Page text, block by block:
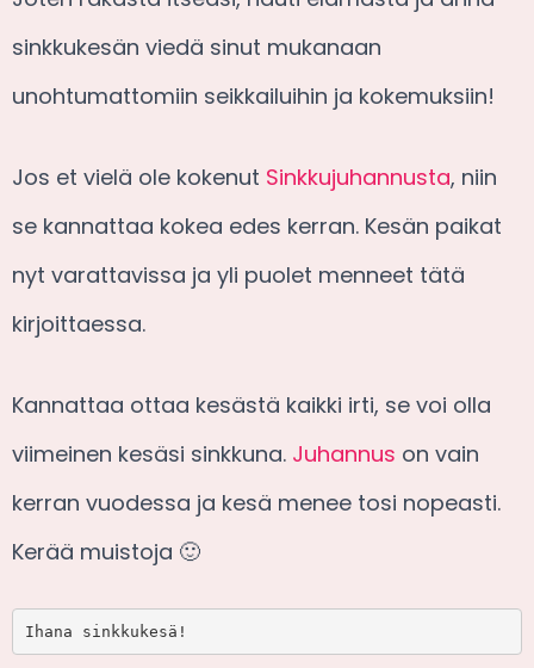
sinkkukesän viedä sinut mukanaan
unohtumattomiin seikkailuihin ja kokemuksiin!
Jos et vielä ole kokenut Sinkkujuhannusta, niin
se kannattaa kokea edes kerran. Kesän paikat
nyt varattavissa ja yli puolet menneet tätä
kirjoittaessa.
Kannattaa ottaa kesästä kaikki irti, se voi olla
viimeinen kesäsi sinkkuna. Juhannus on vain
kerran vuodessa ja kesä menee tosi nopeasti.
Kerää muistoja 🙂
Ihana sinkkukesä!